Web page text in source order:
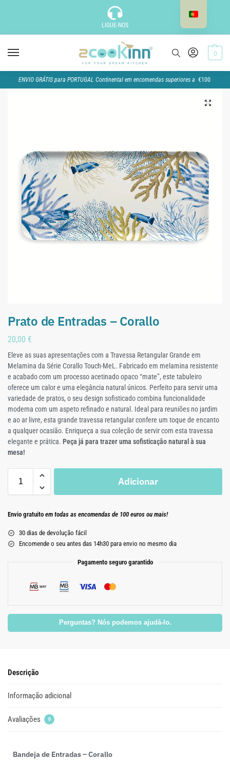
LIGUE-NOS
0
ENVIO GRÁTIS para PORTUGAL Continental em encomendas superiores a €100
Prato de Entradas – Corallo
20,00 €
Eleve as suas apresentações com a Travessa Retangular Grande em
Melamina da Série Corallo Touch-MeL. Fabricado em melamina resistente
e acabado com um processo acetinado opaco “mate”, este tabuleiro
oferece um calor e uma elegância natural únicos. Perfeito para servir uma
variedade de pratos, o seu design sofisticado combina funcionalidade
moderna com um aspeto refinado e natural. Ideal para reuniões no jardim
e ao ar livre, esta grande travessa retangular confere um toque de encanto
a qualquer ocasião. Enriqueça a sua coleção de servir com esta travessa
elegante e prática. Peça já para trazer uma sofisticação natural à sua
mesa!
Adicionar
Envio gratuito em todas as encomendas de 100 euros ou mais!
30 dias de devolução fácil
Encomende o seu antes das 14h30 para envio no mesmo dia
Pagamento seguro garantido
Perguntas? Nós podemos ajudá-lo.
Descrição
Informação adicional
Avaliações 0
Bandeja de Entradas – Corallo